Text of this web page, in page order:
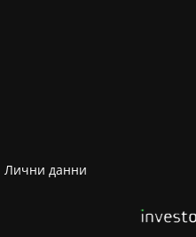
Лични данни